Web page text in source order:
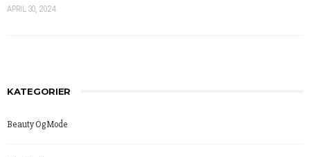
APRIL 30, 2024
KATEGORIER
Beauty Og Mode